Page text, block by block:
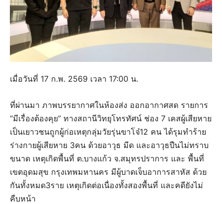
เมื่อวันที่ 17 ก.พ. 2569 เวลา 17:00 น.
ที่ผ่านมา ภาพบรรยากาศในห้องส่ง ออกอากาศสด รายการ
“มีเรื่องต้องคุย” ทางสถานีวิทยุโทรทัศน์ ช่อง 7 เคสผู้เสียหาย
เป็นเยาวชนถูกผู้ก่อเหตุกลุ่มวัยรุ่นขาโจ๋12 คน ได้รุมทำร้าย
ร่างกายผู้เสียหาย 3คน ด้วยอาวุธ มีด และอาวุธปืนไม่ทราบ
ขนาด เหตุเกิดพื้นที่ ต.บางแก้ว จ.สมุทรปราการ และ พื้นที่
เขตอุดมสุข กรุงเทพมหานคร มีผู้บาดเจ็บอาการสาหัส ด้วย
กันทั้งหมด3ราย เหตุเกิดต่อเนื่องทั้งสองพื้นที่ และคดียังไม่
คืบหน้า